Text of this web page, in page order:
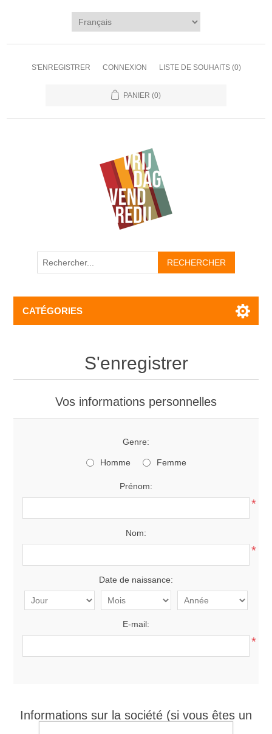
S'ENREGISTRER CONNEXION LISTE DE SOUHAITS (0)
PANIER (0)
CATÉGORIES
S'enregistrer
Vos informations personnelles
Genre:
Homme Femme
Prénom:
*
Nom:
*
Date de naissance:
E-mail:
*
Informations sur la société (si vous êtes un